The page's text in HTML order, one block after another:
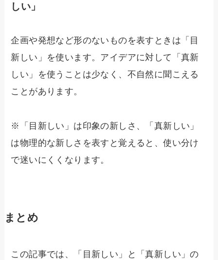
しい」
企画や発想など形のないものを表すときは「目
新しい」を使います。アイデアに対して「真新
しい」を使うことは少なく、不自然に聞こえる
ことがあります。
※「目新しい」は印象の新しさ、「真新しい」
は物理的な新しさを表すと覚えると、使い分け
で迷いにくくなります。
まとめ
この記事では、「目新しい」と「真新しい」の